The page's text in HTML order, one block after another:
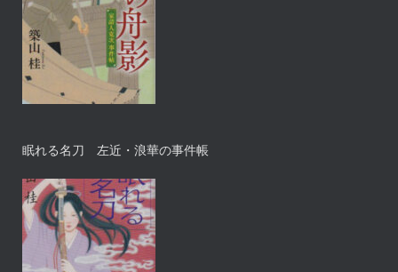
眠れる名刀 左近・浪華の事件帳